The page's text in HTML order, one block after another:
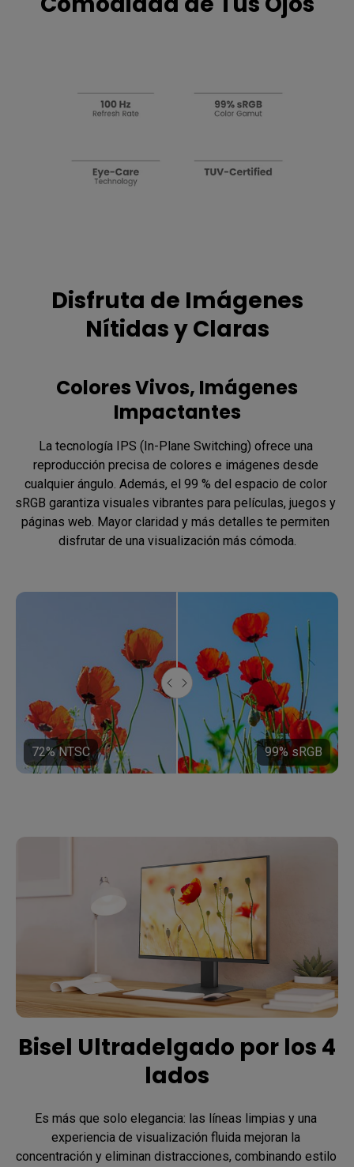
Disfruta de Imágenes
Nítidas y Claras
Colores Vivos, Imágenes
Impactantes
La tecnología IPS (In-Plane Switching) ofrece una
reproducción precisa de colores e imágenes desde
cualquier ángulo. Además, el 99 % del espacio de color
sRGB garantiza visuales vibrantes para películas, juegos y
páginas web. Mayor claridad y más detalles te permiten
disfrutar de una visualización más cómoda.
72% NTSC 99% sRGB
Bisel Ultradelgado por los 4
lados
Es más que solo elegancia: las líneas limpias y una
experiencia de visualización fluida mejoran la
concentración y eliminan distracciones, combinando estilo